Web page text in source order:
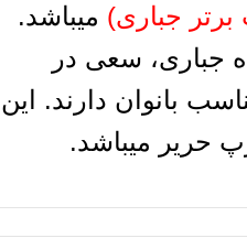
جباری) میباشد.
جباری، سعی در
بانوان دارند. این
حریر میباشد.